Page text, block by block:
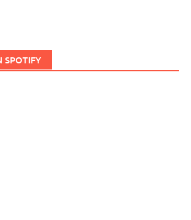
SPOTIFY